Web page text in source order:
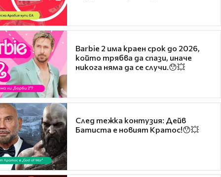
Barbie 2 има краен срок до 2026,
който трябва да спази, иначе
никога няма да се случи.😯💥
След тежка контузия: Дейв
Батиста е новият Кратос!😯💥